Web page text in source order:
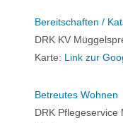
Bereitschaften /
DRK KV
Karte: Link zur
Betreutes Wohnen
DRK Pflegeservice